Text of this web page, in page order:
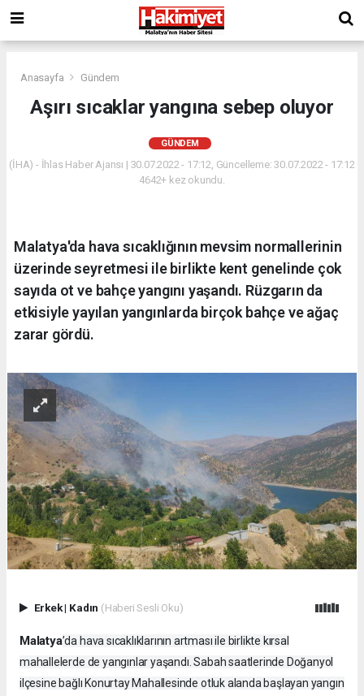
Anasayfa Gündem
Aşırı sıcaklar yangına sebep oluyor
GÜNDEM
(İHA) - İhlas Haber Ajansı | 30.07.2022 - 17:12, Güncelleme: 30.07.2022 - 17:12
4642+ kez okundu.
Malatya'da hava sıcaklığının mevsim normallerinin
üzerinde seyretmesi ile birlikte kent genelinde çok
sayıda ot ve bahçe yangını yaşandı. Rüzgarın da
etkisiyle yayılan yangınlarda birçok bahçe ve ağaç
zarar gördü.
Erkek| Kadın (Haberi Sesli Oku)
Malatya’da hava sıcaklıklarının artması ile birlikte kırsal
mahallelerde de yangınlar yaşandı. Sabah saatlerinde Doğanyol
ilçesine bağlı Konurtay Mahallesinde otluk alanda başlayan yangın